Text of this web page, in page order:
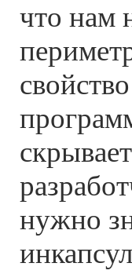
что нам
нужно